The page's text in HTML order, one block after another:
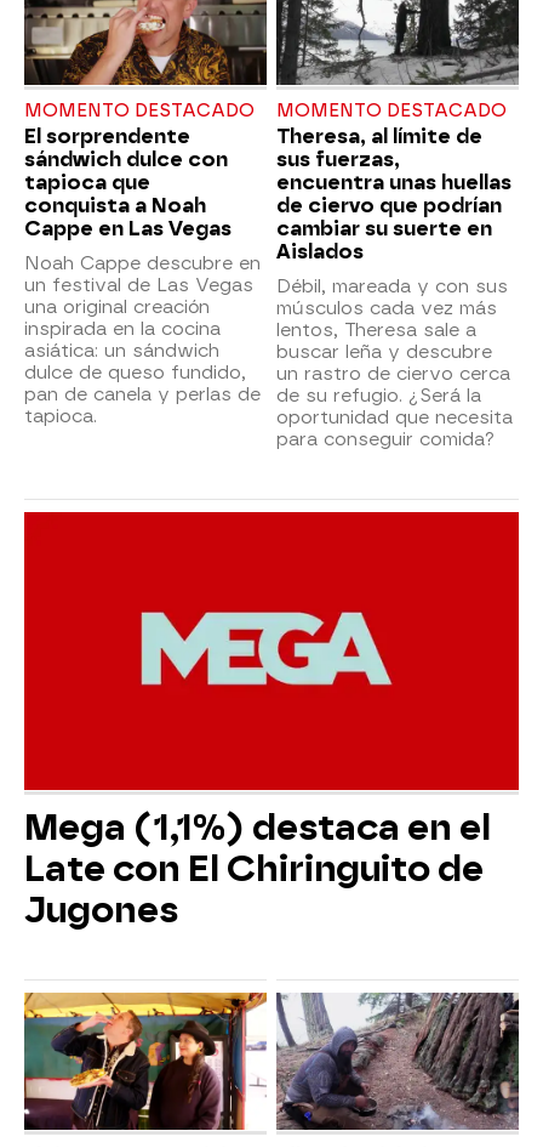
MOMENTO DESTACADO
El sorprendente
sándwich dulce con
tapioca que
conquista a Noah
Cappe en Las Vegas
Noah Cappe descubre en
un festival de Las Vegas
una original creación
inspirada en la cocina
asiática: un sándwich
dulce de queso fundido,
pan de canela y perlas de
tapioca.
MOMENTO DESTACADO
Theresa, al límite de
sus fuerzas,
encuentra unas huellas
de ciervo que podrían
cambiar su suerte en
Aislados
Débil, mareada y con sus
músculos cada vez más
lentos, Theresa sale a
buscar leña y descubre
un rastro de ciervo cerca
de su refugio. ¿Será la
oportunidad que necesita
para conseguir comida?
Mega (1,1%) destaca en el
Late con El Chiringuito de
Jugones